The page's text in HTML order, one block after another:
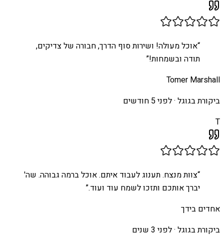
“אוכל מעולה! ושירות סוף הדרך, חבורה של צדיקים,
תודה ובשמחות!”
Tomer Marshall
ביקורת בגוגל ·לפני 5 חודשים
T
“צוות מנצח. תענוג לעבוד איתם. אוכל ברמה גבוהה. שה'
יברך אותכם ותזכו לשמח עוד ועוד.”
אחדים בידך
ביקורת בגוגל ·לפני 3 שנים